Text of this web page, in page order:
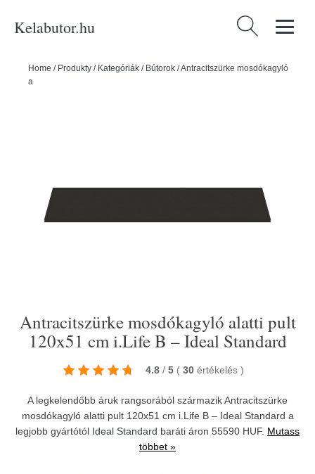
Kelabutor.hu Keresés:
Home / Produkty / Kategóriák / Bútorok /Antracitszürke mosdókagyló
alatti pult 120x51 cm i.Life B – Ideal Standard
Antracitszürke mosdókagyló alatti pult
120x51 cm i.Life B – Ideal Standard
4.8 / 5 ( 30 értékelés )
A legkelendőbb áruk rangsorából származik Antracitszürke
mosdókagyló alatti pult 120x51 cm i.Life B – Ideal Standard a
legjobb gyártótól Ideal Standard baráti áron 55590 HUF. Mutass
többet »